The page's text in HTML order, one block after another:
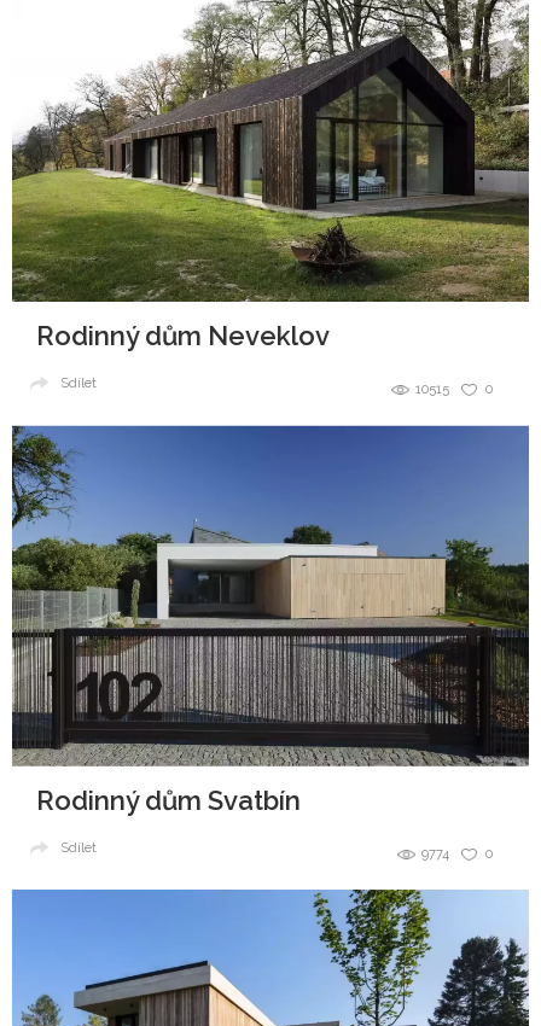
Rodinný dům Neveklov
0
10515
Sdílet
Rodinný dům Svatbín
0
9774
Sdílet